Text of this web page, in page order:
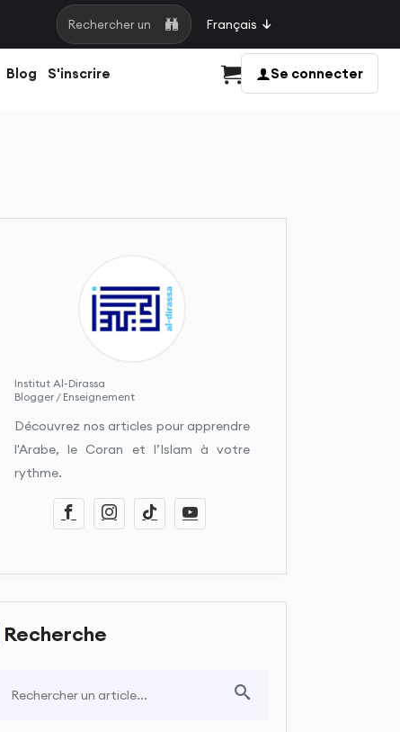
Rechercher une page
Français
Blog S'inscrire
Panier
Se connecter
Institut Al-Dirassa
Blogger / Enseignement
Découvrez nos articles pour apprendre
l'Arabe, le Coran et l’Islam à votre
rythme.
Recherche